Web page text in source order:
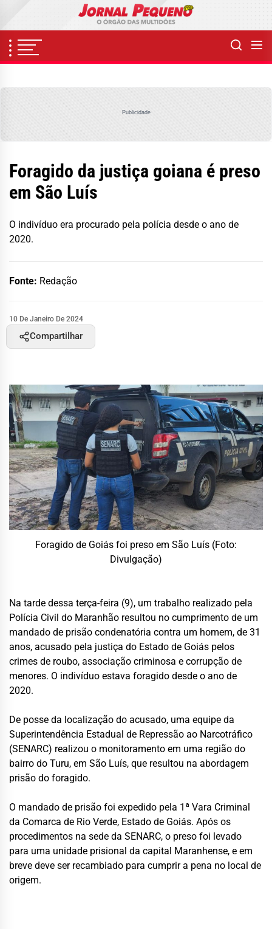
content
Publicidade
Foragido da justiça goiana é preso
em São Luís
O indivíduo era procurado pela polícia desde o ano de
2020.
Fonte: Redação
10 De Janeiro De 2024
Compartilhar
Foragido de Goiás foi preso em São Luís (Foto:
Divulgação)
Na tarde dessa terça-feira (9), um trabalho realizado pela
Polícia Civil do Maranhão resultou no cumprimento de um
mandado de prisão condenatória contra um homem, de 31
anos, acusado pela justiça do Estado de Goiás pelos
crimes de roubo, associação criminosa e corrupção de
menores. O indivíduo estava foragido desde o ano de
2020.
De posse da localização do acusado, uma equipe da
Superintendência Estadual de Repressão ao Narcotráfico
(SENARC) realizou o monitoramento em uma região do
bairro do Turu, em São Luís, que resultou na abordagem
prisão do foragido.
O mandado de prisão foi expedido pela 1ª Vara Criminal
da Comarca de Rio Verde, Estado de Goiás. Após os
procedimentos na sede da SENARC, o preso foi levado
para uma unidade prisional da capital Maranhense, e em
breve deve ser recambiado para cumprir a pena no local de
origem.